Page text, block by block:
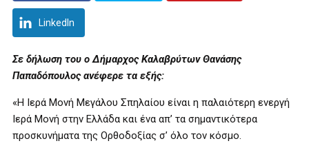
LinkedIn
Σε δήλωση του ο Δήμαρχος Καλαβρύτων Θανάσης
Παπαδόπουλος ανέφερε τα εξής:
«Η Ιερά Μονή Μεγάλου Σπηλαίου είναι η παλαιότερη ενεργή
Ιερά Μονή στην Ελλάδα και ένα απ’ τα σημαντικότερα
προσκυνήματα της Ορθοδοξίας σ’ όλο τον κόσμο.